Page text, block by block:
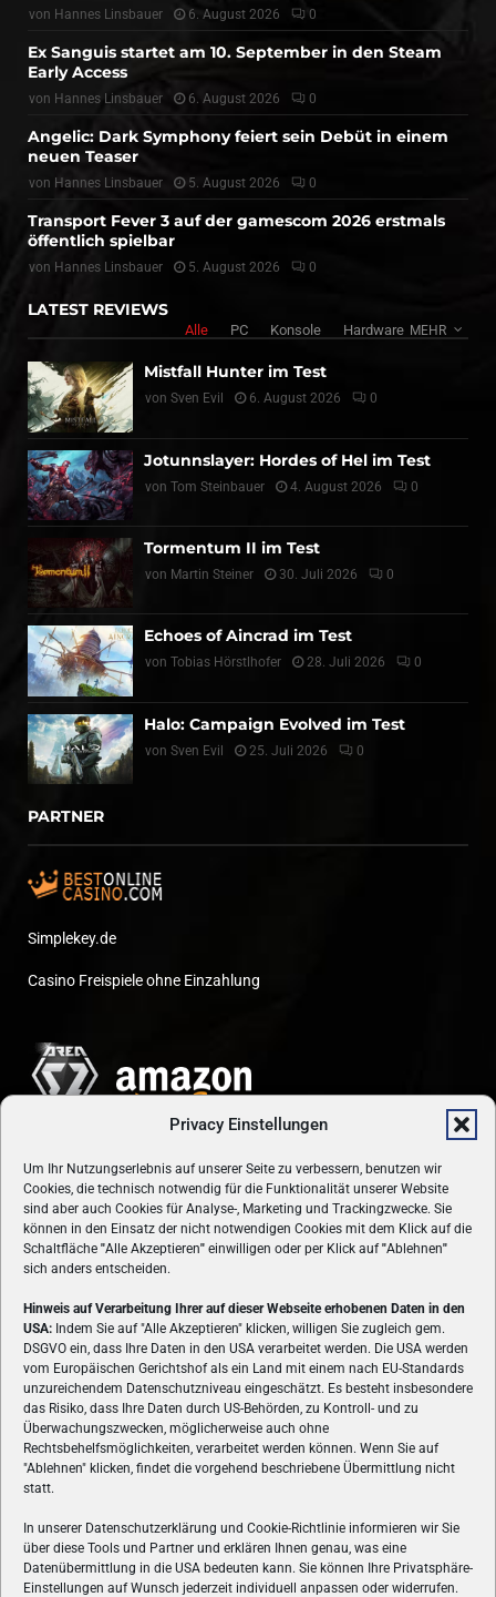
Privacy Einstellungen
Um Ihr Nutzungserlebnis auf unserer Seite zu verbessern, benutzen wir
Cookies, die technisch notwendig für die Funktionalität unserer Website
sind aber auch Cookies für Analyse-, Marketing und Trackingzwecke. Sie
können in den Einsatz der nicht notwendigen Cookies mit dem Klick auf die
Schaltfläche "Alle Akzeptieren" einwilligen oder per Klick auf"Ablehnen"
sich anders entscheiden.
Hinweis auf Verarbeitung Ihrer auf dieser Webseite erhobenen Daten in den
USA: Indem Sie auf "Alle Akzeptieren" klicken, willigen Sie zugleich gem.
DSGVO ein, dass Ihre Daten in den USA verarbeitet werden. Die USA werden
vom Europäischen Gerichtshof als ein Land mit einem nach EU-Standards
unzureichendem Datenschutzniveau eingeschätzt. Es besteht insbesondere
das Risiko, dass Ihre Daten durch US-Behörden, zu Kontroll- und zu
Überwachungszwecken, möglicherweise auch ohne
Rechtsbehelfsmöglichkeiten, verarbeitet werden können. Wenn Sie auf
"Ablehnen" klicken, findet die vorgehend beschriebene Übermittlung nicht
statt.
In unserer Datenschutzerklärung und Cookie-Richtlinie informieren wir Sie
über diese Tools und Partner und erklären Ihnen genau, was eine
Datenübermittlung in die USA bedeuten kann. Sie können Ihre Privatsphäre-
Einstellungen auf Wunsch jederzeit individuell anpassen oder widerrufen.
von Hannes Linsbauer 6. August 2026 0
Ex Sanguis startet am 10. September in den Steam
Early Access
von Hannes Linsbauer 6. August 2026 0
Angelic: Dark Symphony feiert sein Debüt in einem
neuen Teaser
von Hannes Linsbauer 5. August 2026 0
Transport Fever 3 auf der gamescom 2026 erstmals
öffentlich spielbar
von Hannes Linsbauer 5. August 2026 0
LATEST REVIEWS
Alle PC Konsole Hardware MEHR
Mistfall Hunter im Test
von Sven Evil 6. August 2026 0
Jotunnslayer: Hordes of Hel im Test
von Tom Steinbauer 4. August 2026 0
Tormentum II im Test
von Martin Steiner 30. Juli 2026 0
Echoes of Aincrad im Test
von Tobias Hörstlhofer 28. Juli 2026 0
Halo: Campaign Evolved im Test
von Sven Evil 25. Juli 2026 0
PARTNER
Simplekey.de
Casino Freispiele ohne Einzahlung
ÜBER UNS
VON GAMERN, FÜR GAMER! Gamers.at ist das älteste Online-
Spielemagazin Österreichs und bringt täglich aktuelle News,
Reviews und Videos zu PC- und Konsolenspielen, Gaming-
Hardware und aus der Welt des e-Sport's.
FOLGE UNS